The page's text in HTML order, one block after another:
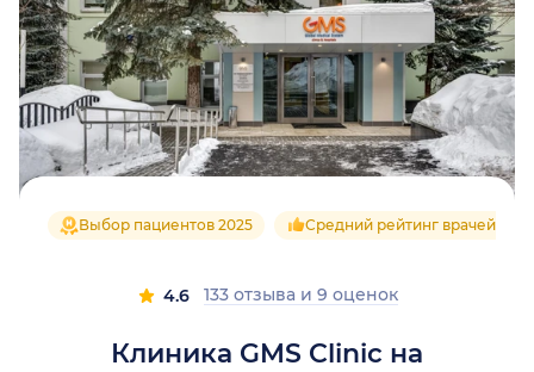
Клиника GMS Clinic на
Выбор пациентов 2025 Средний рейтинг врачей 4.6
4.6 133 отзыва и 9 оценок